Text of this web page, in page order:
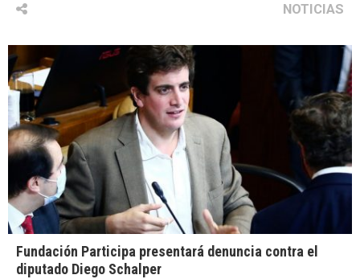
NOTICIAS
Fundación Participa presentará denuncia contra el
diputado Diego Schalper